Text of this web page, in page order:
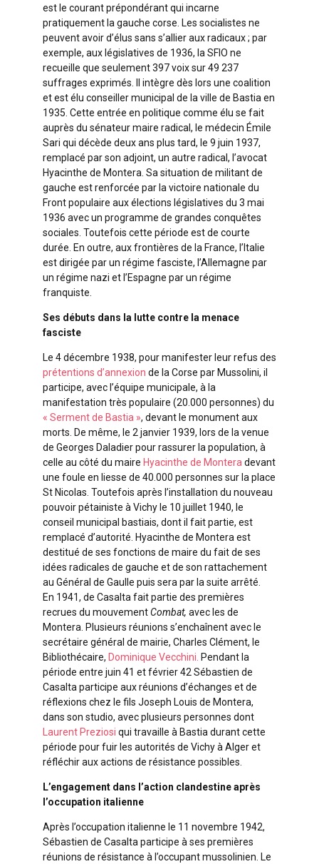
est le courant prépondérant qui incarne
pratiquement la gauche corse. Les socialistes ne
peuvent avoir d’élus sans s’allier aux radicaux ; par
exemple, aux législatives de 1936, la SFIO ne
recueille que seulement 397 voix sur 49 237
suffrages exprimés. Il intègre dès lors une coalition
et est élu conseiller municipal de la ville de Bastia en
1935. Cette entrée en politique comme élu se fait
auprès du sénateur maire radical, le médecin Émile
Sari qui décède deux ans plus tard, le 9 juin 1937,
remplacé par son adjoint, un autre radical, l’avocat
Hyacinthe de Montera. Sa situation de militant de
gauche est renforcée par la victoire nationale du
Front populaire aux élections législatives du 3 mai
1936 avec un programme de grandes conquêtes
sociales. Toutefois cette période est de courte
durée. En outre, aux frontières de la France, l’Italie
est dirigée par un régime fasciste, l’Allemagne par
un régime nazi et l’Espagne par un régime
franquiste.
Ses débuts dans la lutte contre la menace
fasciste
Le 4 décembre 1938, pour manifester leur refus des
prétentions d’annexion de la Corse par Mussolini, il
participe, avec l’équipe municipale, à la
manifestation très populaire (20.000 personnes) du
« Serment de Bastia », devant le monument aux
morts. De même, le 2 janvier 1939, lors de la venue
de Georges Daladier pour rassurer la population, à
celle au côté du maire Hyacinthe de Montera devant
une foule en liesse de 40.000 personnes sur la place
St Nicolas. Toutefois après l’installation du nouveau
pouvoir pétainiste à Vichy le 10 juillet 1940, le
conseil municipal bastiais, dont il fait partie, est
remplacé d’autorité. Hyacinthe de Montera est
destitué de ses fonctions de maire du fait de ses
idées radicales de gauche et de son rattachement
au Général de Gaulle puis sera par la suite arrêté.
En 1941, de Casalta fait partie des premières
recrues du mouvementCombat, avec les de
Montera. Plusieurs réunions s’enchaînent avec le
secrétaire général de mairie, Charles Clément, le
Bibliothécaire, Dominique Vecchini. Pendant la
période entre juin 41 et février 42 Sébastien de
Casalta participe aux réunions d’échanges et de
réflexions chez le fils Joseph Louis de Montera,
dans son studio, avec plusieurs personnes dont
Laurent Preziosi qui travaille à Bastia durant cette
période pour fuir les autorités de Vichy à Alger et
réfléchir aux actions de résistance possibles.
L’engagement dans l’action clandestine après
l’occupation italienne
Après l’occupation italienne le 11 novembre 1942,
Sébastien de Casalta participe à ses premières
réunions de résistance à l’occupant mussolinien. Le